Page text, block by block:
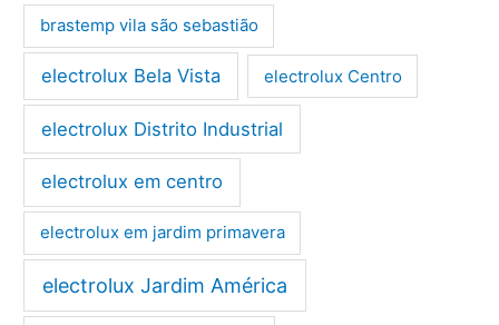
brastemp vila são sebastião
electrolux Bela Vista electrolux Centro
electrolux Distrito Industrial
electrolux em centro
electrolux em jardim primavera
electrolux Jardim América